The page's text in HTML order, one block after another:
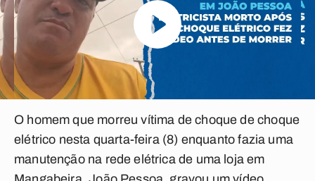
O homem que morreu vítima de choque de choque
elétrico nesta quarta-feira (8) enquanto fazia uma
manutenção na rede elétrica de uma loja em